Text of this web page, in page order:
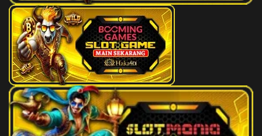
88
Tinta 3D
935
89
Baju Cina
90
Baker Rumput
91
Ballpen
92
Balsem 3D
688
93
Timbangan 3D
885